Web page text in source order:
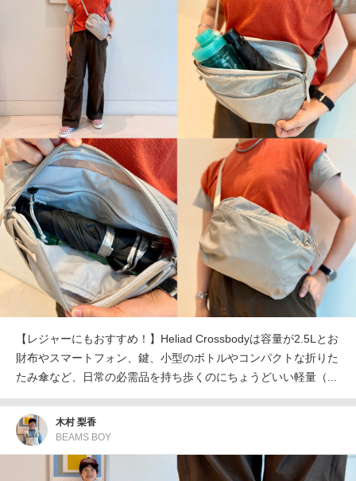
【レジャーにもおすすめ！】Heliad Crossbodyは容量が2.5Lとお
財布やスマートフォン、鍵、小型のボトルやコンパクトな折りた
たみ傘など、日常の必需品を持ち歩くのにちょうどいい軽量（...
木村 梨香
BEAMS BOY